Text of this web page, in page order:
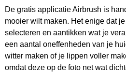
De gratis applicatie Airbrush is
mooier wilt maken. Het enige dat
selecteren en aantikken wat je
een aantal oneffenheden van je
witter maken of je lippen voller
omdat deze op de foto net wat